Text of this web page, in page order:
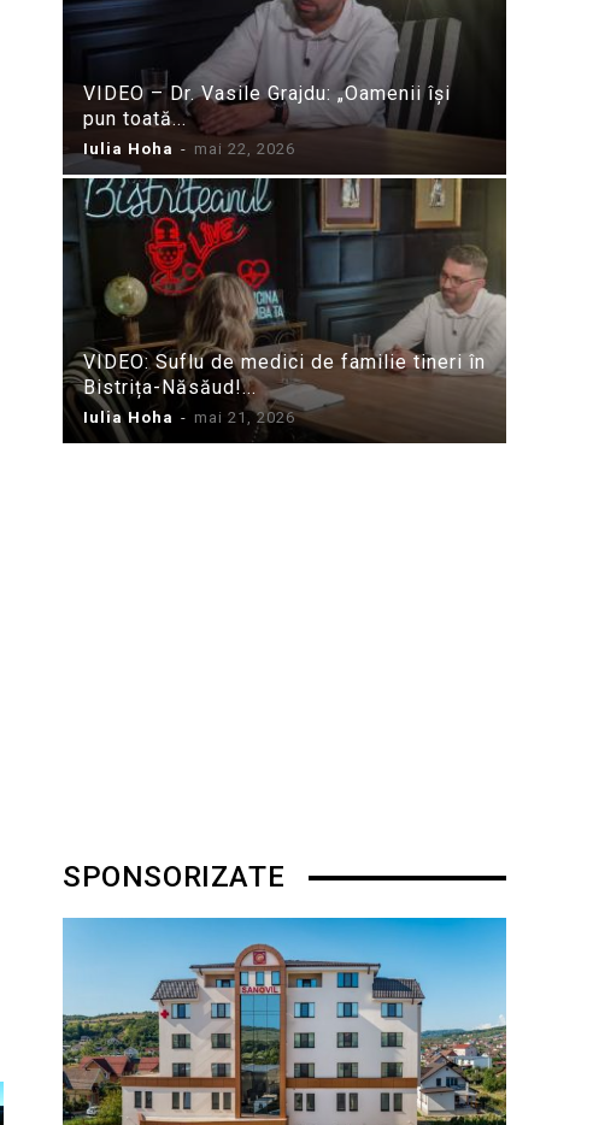
VIDEO – Dr. Vasile Grajdu: „Oamenii își
pun toată...
Iulia Hoha - mai 22, 2026
VIDEO: Suflu de medici de familie tineri în
Bistrița-Năsăud!...
Iulia Hoha - mai 21, 2026
SPONSORIZATE